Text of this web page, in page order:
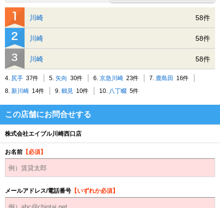
川崎 58件
川崎 58件
川崎 58件
4. 尻手 37件 5. 矢向 30件 6. 京急川崎 23件 7. 鹿島田 16件
8. 新川崎 14件 9. 鶴見 10件 10. 八丁畷 5件
この店舗にお問合せする
株式会社エイブル川崎西口店
お名前 【必須】
メールアドレス/電話番号 【いずれか必須】